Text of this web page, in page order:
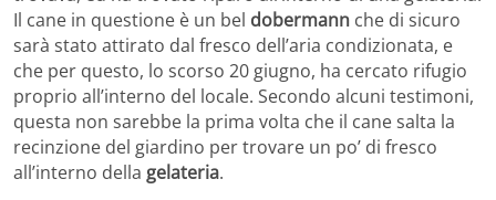
Il cane in questione è un bel dobermann che di sicuro
sarà stato attirato dal fresco dell’aria condizionata, e
che per questo, lo scorso 20 giugno, ha cercato rifugio
proprio all’interno del locale. Secondo alcuni testimoni,
questa non sarebbe la prima volta che il cane salta la
recinzione del giardino per trovare un po’ di fresco
all’interno della gelateria.